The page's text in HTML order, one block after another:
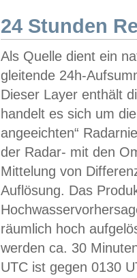
24 Stunden
Als Quelle dient ein
gleitende 24h-
Dieser Layer enthält
handelt es sich um
angeeichten“
der Radar- mit den
Mittelung von
Auflösung. Das
räumlich hoch
werden ca. 30
UTC ist gegen 0130